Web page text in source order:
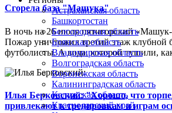
Сгорела база "Машука"
В ночь на 26 июля пятигорский
Пожар уничтожил третий этаж клубной
футболисты. А вода, которой тушили,
Илья Берковский: "Хорошо, что
привлекают к тренировкам и играм
Астраханская область
Башкортостан
Белгородская область
Брянская область
Владимирская область
Волгоградская область
Воронежская область
Калининградская область
Калужская область
Краснодарский край